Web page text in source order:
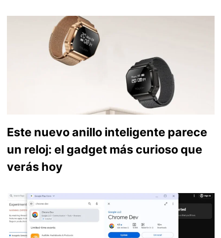
Este nuevo anillo inteligente parece
un reloj: el gadget más curioso que
verás hoy